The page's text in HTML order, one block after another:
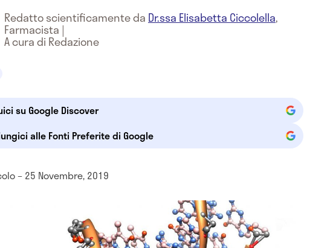
Redatto scientificamente da Dr.ssa Elisabetta Ciccolella,
Farmacista |
A cura di Redazione
su Google Discover
alle Fonti Preferite di Google
– 25 Novembre, 2019